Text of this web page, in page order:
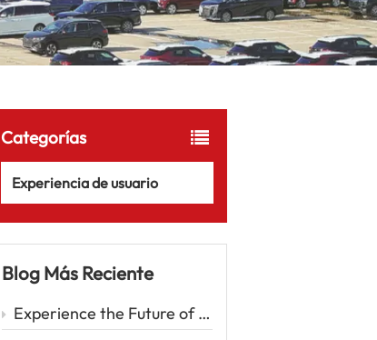
Categorías
Experiencia de usuario
Blog Más Reciente
Experience the Future of Driving with the Zeekr 001 – A Luxury EV Redefining Performance and Comfort Car